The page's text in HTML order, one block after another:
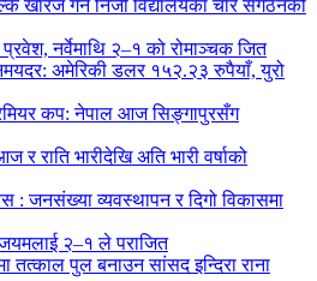
खारेज गर्न निजी विद्यालयका चार संगठनको
नर्वेमाथि २–१ को रोमाञ्चक जित
अमेरिकी डलर १५२.२३ रुपैयाँ, युरो
कप: नेपाल आज सिङ्गापुरसँग
राति भारीदेखि अति भारी वर्षाको
: जनसंख्या व्यवस्थापन र दिगो विकासमा
२–१ ले पराजित
तत्काल पुल बनाउन सांसद इन्दिरा राना